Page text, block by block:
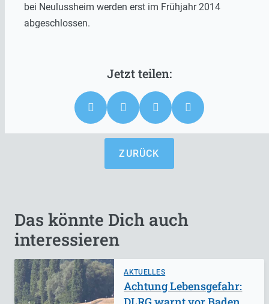
bei Neulussheim werden erst im Frühjahr 2014
abgeschlossen.
ZURÜCK
Das könnte Dich auch
interessieren
AKTUELLES
Achtung Lebensgefahr: